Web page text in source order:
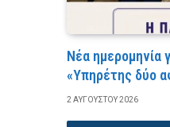
Νέα ημερομηνία
«Υπηρέτης δύο
2 ΑΥΓΟΎΣΤΟΥ 2026